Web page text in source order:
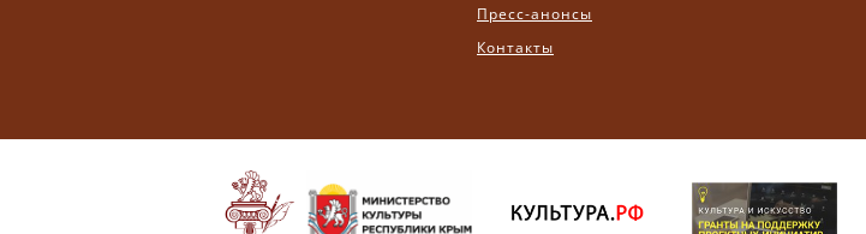
Пресс-анонсы
Контакты